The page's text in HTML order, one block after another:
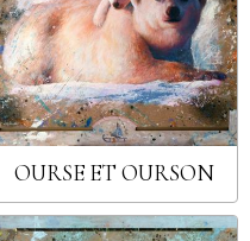
OURSE ET OURSON